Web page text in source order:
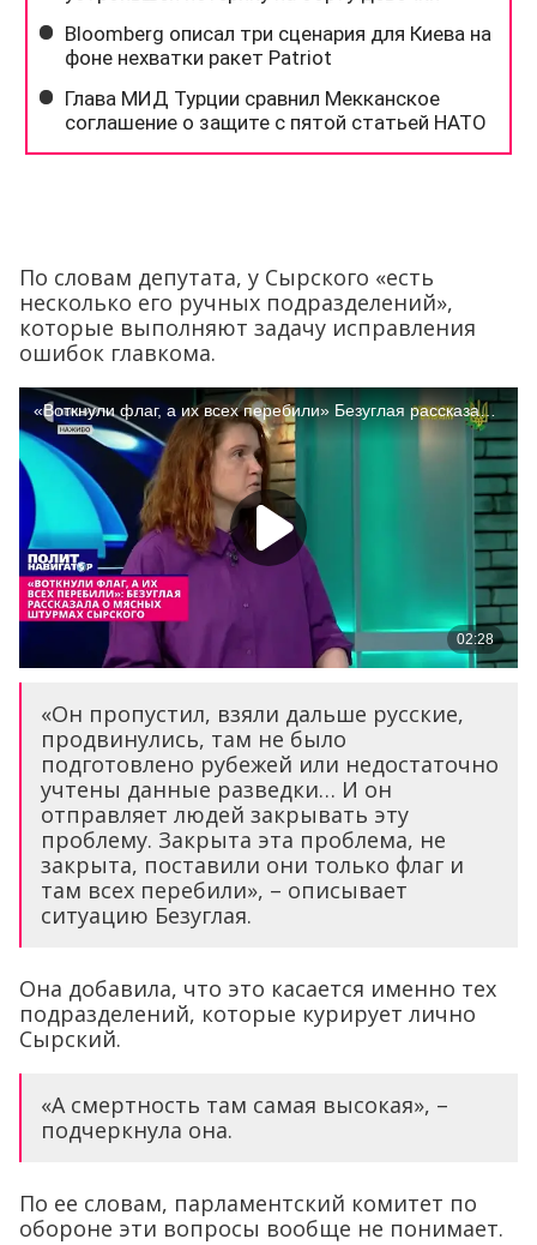
По словам депутата, у Сырского «есть
несколько его ручных подразделений»,
которые выполняют задачу исправления
ошибок главкома.
«Он пропустил, взяли дальше русские,
продвинулись, там не было
подготовлено рубежей или недостаточно
учтены данные разведки… И он
отправляет людей закрывать эту
проблему. Закрыта эта проблема, не
закрыта, поставили они только флаг и
там всех перебили», – описывает
ситуацию Безуглая.
Она добавила, что это касается именно тех
подразделений, которые курирует лично
Сырский.
«А смертность там самая высокая», –
подчеркнула она.
По ее словам, парламентский комитет по
обороне эти вопросы вообще не понимает.